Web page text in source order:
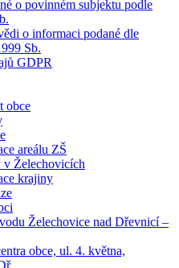
o povinném subjektu podle
o informaci podané dle
Sb.
GDPR
obce
areálu ZŠ
Želechovicích
krajiny
Želechovice nad Dřevnicí –
obce, ul. 4. května,